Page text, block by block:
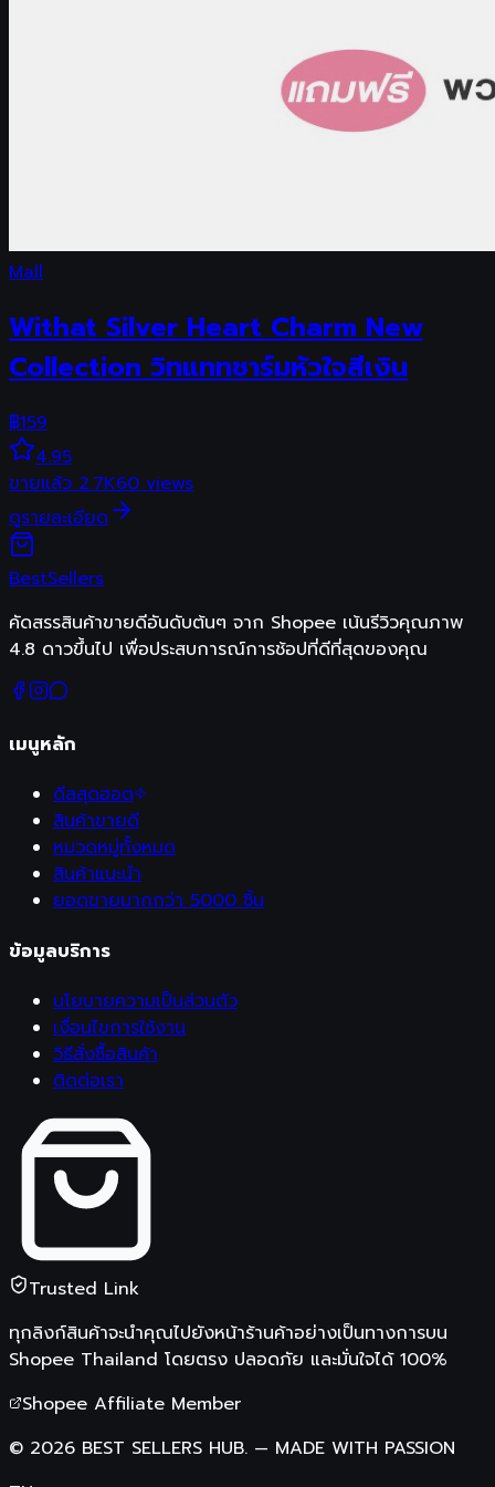
Mall
Withat Silver Heart Charm New
Collection วิทแททชาร์มหัวใจสีเงิน
฿159
4.95
ขายแล้ว 2.7K60 views
ดูรายละเอียด
BestSellers
คัดสรรสินค้าขายดีอันดับต้นๆ จาก Shopee เน้นรีวิวคุณภาพ
4.8 ดาวขึ้นไป เพื่อประสบการณ์การช้อปที่ดีที่สุดของคุณ
เมนูหลัก
ดีลสุดฮอต
สินค้าขายดี
หมวดหมู่ทั้งหมด
สินค้าแนะนำ
ยอดขายมากกว่า 5000 ชิ้น
ข้อมูลบริการ
นโยบายความเป็นส่วนตัว
เงื่อนไขการใช้งาน
วิธีสั่งซื้อสินค้า
ติดต่อเรา
Trusted Link
ทุกลิงก์สินค้าจะนำคุณไปยังหน้าร้านค้าอย่างเป็นทางการบน
Shopee Thailand โดยตรง ปลอดภัย และมั่นใจได้ 100%
Shopee Affiliate Member
© 2026 BEST SELLERS HUB. — MADE WITH PASSION